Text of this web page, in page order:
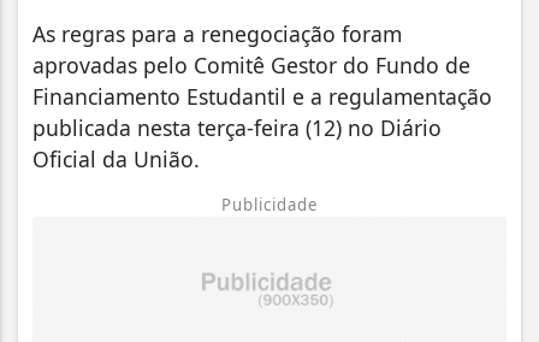
As regras para a renegociação foram
aprovadas pelo Comitê Gestor do Fundo de
Financiamento Estudantil e a regulamentação
publicada nesta terça-feira (12) no Diário
Oficial da União.
Publicidade